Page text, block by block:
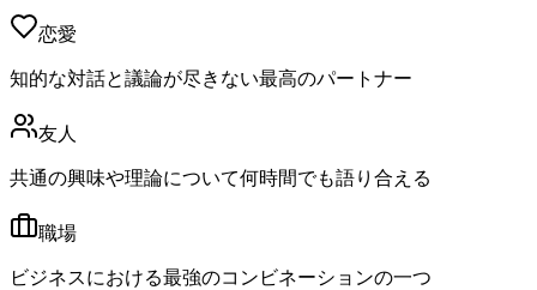
恋愛
知的な対話と議論が尽きない最高のパートナー
友人
共通の興味や理論について何時間でも語り合える
職場
ビジネスにおける最強のコンビネーションの一つ